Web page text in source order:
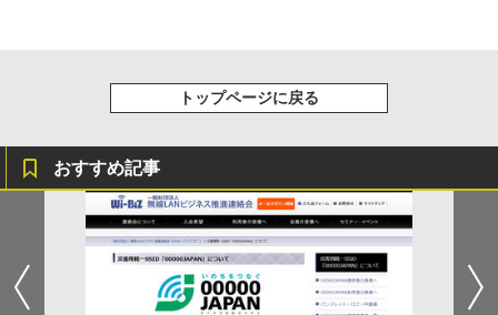
トップページに戻る
おすすめ記事